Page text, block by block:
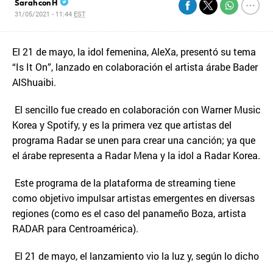
Sarah con H
31/05/2021 - 11:44 EST
El 21 de mayo, la idol femenina, AleXa, presentó su tema
“Is It On”, lanzado en colaboración el artista árabe Bader
AlShuaibi.
El sencillo fue creado en colaboración con Warner Music
Korea y Spotify, y es la primera vez que artistas del
programa Radar se unen para crear una canción; ya que
el árabe representa a Radar Mena y la idol a Radar Korea.
Este programa de la plataforma de streaming tiene
como objetivo impulsar artistas emergentes en diversas
regiones (como es el caso del panameño Boza, artista
RADAR para Centroamérica).
El 21 de mayo, el lanzamiento vio la luz y, según lo dicho